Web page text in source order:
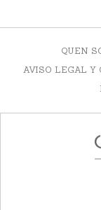
QUEN
AVISO LEGAL Y